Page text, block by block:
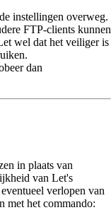
instellingen overweg.
FTP-clients kunnen
wel dat het veiliger is
dan
in plaats van
van Let's
verlopen van
met het commando: